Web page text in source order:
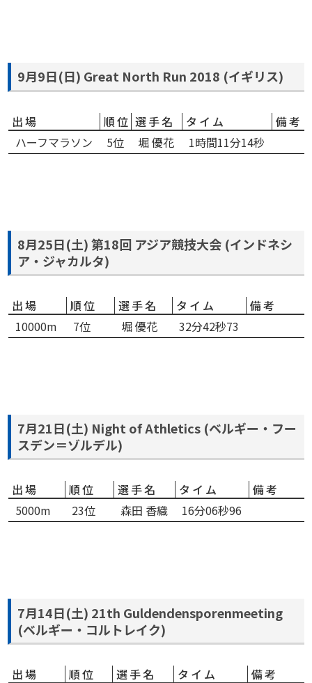
9月9日(日) Great North Run 2018 (イギリス)
出場 順位 選手名 タイム
備考
ハーフマラソン
5位 堀 優花 1時間11分14秒
8月25日(土) 第18回 アジア競技大会 (インドネシ
ア・ジャカルタ)
出場 順位 選手名 タイム
備考
10000m
7位 堀 優花 32分42秒73
7月21日(土) Night of Athletics (ベルギー・フー
スデン＝ゾルデル)
出場 順位 選手名 タイム
備考
5000m
23位 森田 香織 16分06秒96
7月14日(土) 21th Guldendensporenmeeting
(ベルギー・コルトレイク)
出場 順位 選手名 タイム
備考